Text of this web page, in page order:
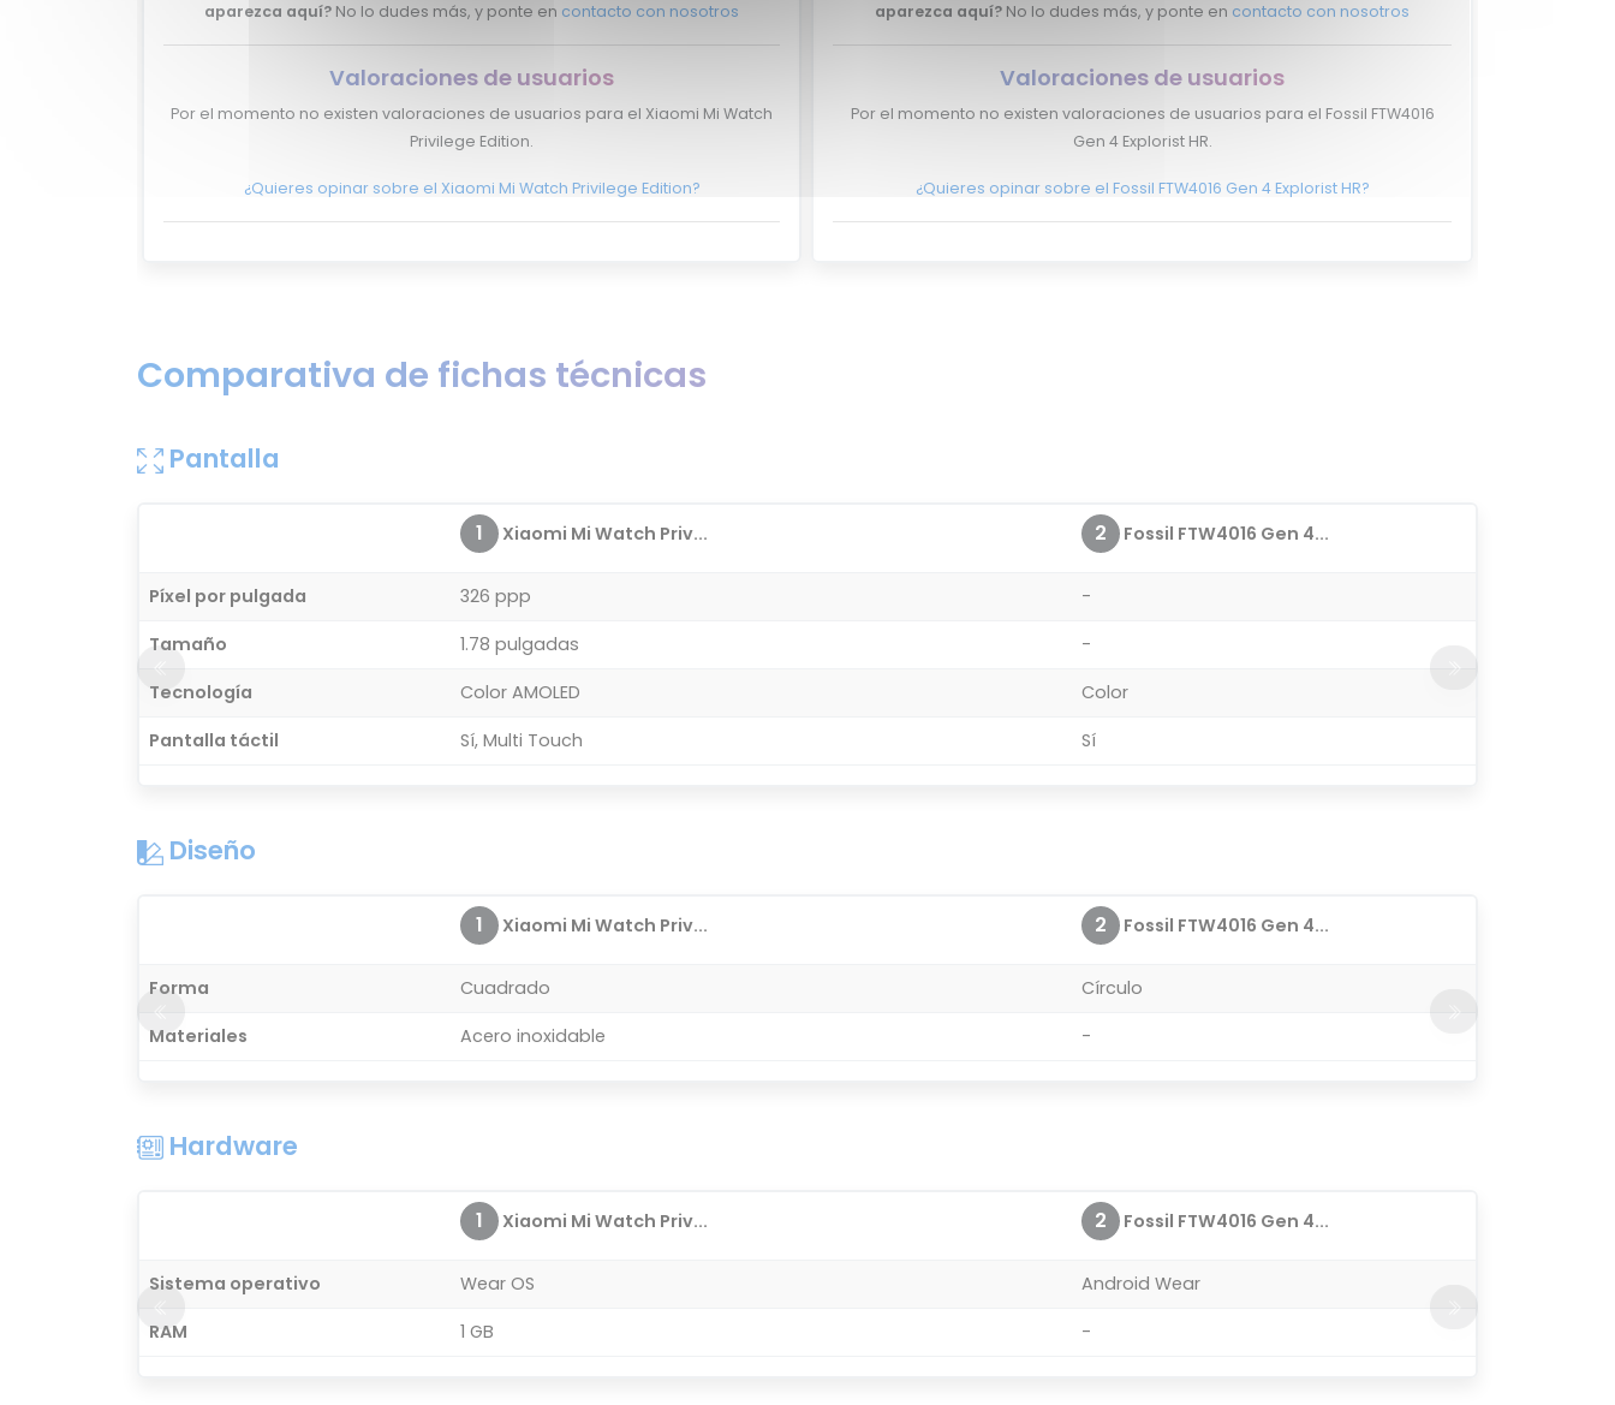
aparezca aquí? No lo dudes más, y ponte en contacto con nosotros
Valoraciones de usuarios
Por el momento no existen valoraciones de usuarios para el Xiaomi Mi Watch
Privilege Edition.
¿Quieres opinar sobre el Xiaomi Mi Watch Privilege Edition?
aparezca aquí? No lo dudes más, y ponte en contacto con nosotros
Valoraciones de usuarios
Por el momento no existen valoraciones de usuarios para el Fossil FTW4016
Gen 4 Explorist HR.
¿Quieres opinar sobre el Fossil FTW4016 Gen 4 Explorist HR?
Comparativa de fichas técnicas
Pantalla
1 Xiaomi Mi Watch Priv... 2 Fossil FTW4016 Gen 4...
Píxel por pulgada 326 ppp
-
Tamaño
1.78 pulgadas
-
Tecnología
Color AMOLED
Color
Pantalla táctil
Sí, Multi Touch Sí
Diseño
1 Xiaomi Mi Watch Priv... 2 Fossil FTW4016 Gen 4...
Forma Cuadrado
Círculo
Materiales
Acero inoxidable -
Hardware
1 Xiaomi Mi Watch Priv... 2 Fossil FTW4016 Gen 4...
Sistema operativo Wear OS
Android Wear
RAM
1 GB -